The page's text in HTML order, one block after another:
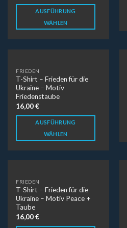
AUSFÜHRUNG
WÄHLEN
FRIEDEN
T-Shirt – Frieden für die
Ukraine – Motiv
Friedenstaube
16,00€
AUSFÜHRUNG
WÄHLEN
FRIEDEN
T-Shirt – Frieden für die
Ukraine – Motiv Peace +
Taube
16,00€